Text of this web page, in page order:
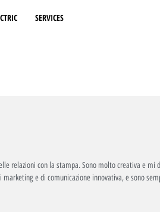
SERVICES
relazioni con la stampa. Sono molto creativa e
e di comunicazione innovativa, e sono